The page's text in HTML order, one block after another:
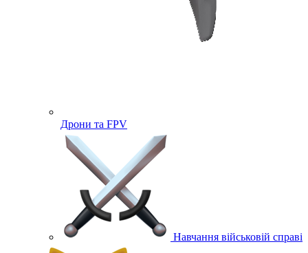
Дрони та FPV
Навчання військовій справі